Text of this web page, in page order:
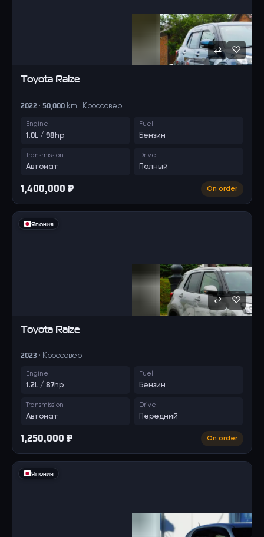
⇄ ♡
Toyota Raize
2022 · 50,000 km · Кроссовер
Engine
1.0L / 98hp
Fuel
Бензин
Transmission
Автомат
Drive
Полный
1,400,000 ₽ On order
Япония
⇄ ♡
Toyota Raize
2023 · Кроссовер
Engine
1.2L / 87hp
Fuel
Бензин
Transmission
Автомат
Drive
Передний
1,250,000 ₽ On order
Япония